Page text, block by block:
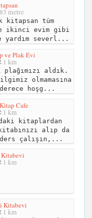
metre
kitapsan tüm
ikinci evim gibi
yardım severl...
ve Plak Evi
1 km
aldık.
olmamasına
hoşg...
Cafe
1 km
kitaplardan
alıp da
çalışın,...
Kitabevi
1 km
Kitabevi
1 km